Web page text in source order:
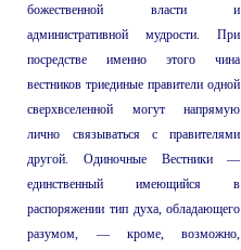
божественной власти и
административной мудрости. При
посредстве именно этого чина
вестников триединые правители одной
сверхвселенной могут напрямую
лично связываться с правителями
другой. Одиночные Вестники —
единственный имеющийся в
распоряжении тип духа, обладающего
разумом, — кроме, возможно,